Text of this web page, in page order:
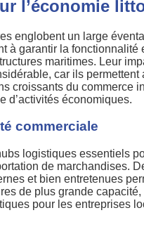
l’économie
englobent un large
à garantir la fonctionnalité
maritimes. Leur
car ils permettent
croissants du commerce
d’activités économiques.
commerciale
logistiques essentiels
de marchandises.
et bien entretenues
de plus grande
pour les entreprises